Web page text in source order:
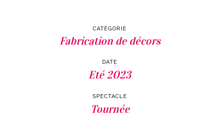
CATÉGORIE
Fabrication de décors
DATE
Eté 2023
SPECTACLE
Tournée